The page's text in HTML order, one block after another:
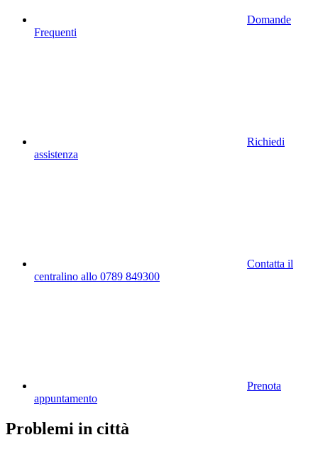
Domande
Frequenti
Richiedi
assistenza
Contatta il
centralino allo 0789 849300
Prenota
appuntamento
Problemi in città